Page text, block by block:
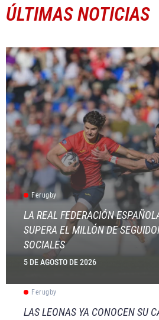
ÚLTIMAS NOTICIAS
Ferugby
LA REAL FEDERACIÓN
SUPERA EL MILLÓN DE
SOCIALES
5 DE AGOSTO DE 2026
Ferugby
LAS LEONAS YA CONOCEN SU